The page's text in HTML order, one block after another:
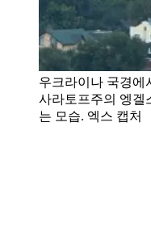
우크라이나 국경에
사라토프주의 엥겔
는 모습. 엑스 캡처